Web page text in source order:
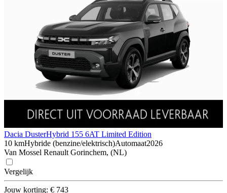
Dacia DusterHybrid 155 6AT Limited Edition
10 kmHybride (benzine/elektrisch)Automaat2026
Van Mossel Renault Gorinchem, (NL)
Vergelijk
Jouw korting: € 743